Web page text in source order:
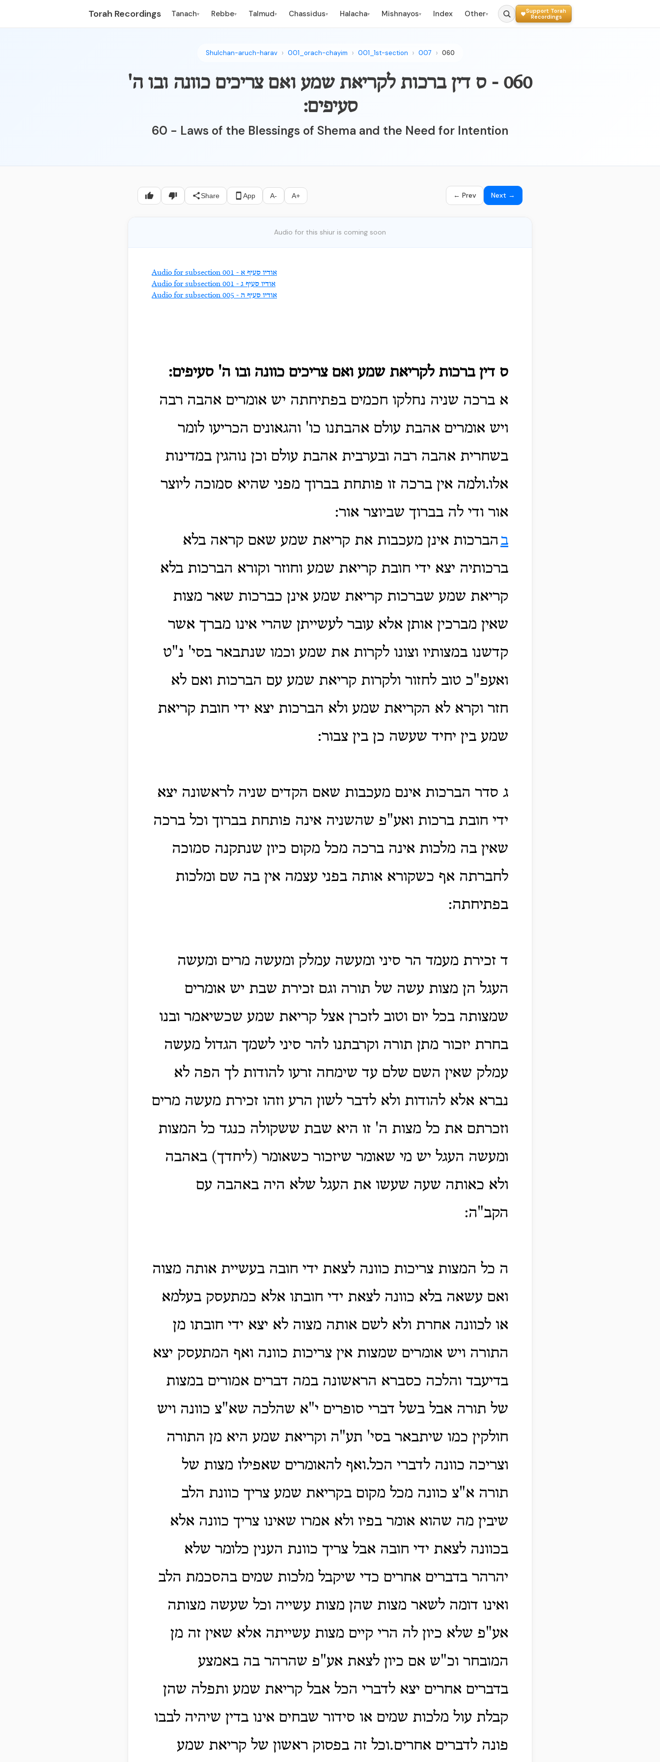
Torah Recordings Tanach▾ Rebbe▾ Talmud▾ Chassidus▾ Halacha▾ Mishnayos▾ Index Other▾
Support Torah
Recordings
Shulchan-aruch-harav 001_orach-chayim 001_1st-section 007 060
060 - ס דין ברכות לקריאת שמע ואם צריכים כוונה ובו ה'
סעיפים:
60 - Laws of the Blessings of Shema and the Need for Intention
Share App A- A+ ← Prev Next →
Audio for this shiur is coming soon
Audio for subsection 001 - אודיו סעיף א
Audio for subsection 001 - אודיו סעיף ג
Audio for subsection 005 - אודיו סעיף ה
ס דין ברכות לקריאת שמע ואם צריכים כוונה ובו ה' סעיפים:
א ברכה שניה נחלקו חכמים בפתיחתה יש אומרים אהבה רבה
ויש אומרים אהבת עולם אהבתנו כו' והגאונים הכריעו לומר
בשחרית אהבה רבה ובערבית אהבת עולם וכן נוהגין במדינות
אלו.ולמה אין ברכה זו פותחת בברוך מפני שהיא סמוכה ליוצר
אור ודי לה בברוך שביוצר אור:
בהברכות אינן מעכבות את קריאת שמע שאם קראה בלא
ברכותיה יצא ידי חובת קריאת שמע וחוזר וקורא הברכות בלא
קריאת שמע שברכות קריאת שמע אינן כברכות שאר מצות
שאין מברכין אותן אלא עובר לעשייתן שהרי אינו מברך אשר
קדשנו במצותיו וצונו לקרות את שמע וכמו שנתבאר בסי' נ"ט
ואעפ"כ טוב לחזור ולקרות קריאת שמע עם הברכות ואם לא
חזר וקרא לא הקריאת שמע ולא הברכות יצא ידי חובת קריאת
שמע בין יחיד שעשה כן בין צבור:
ג סדר הברכות אינם מעכבות שאם הקדים שניה לראשונה יצא
ידי חובת ברכות ואע"פ שהשניה אינה פותחת בברוך וכל ברכה
שאין בה מלכות אינה ברכה מכל מקום כיון שנתקנה סמוכה
לחברתה אף כשקורא אותה בפני עצמה אין בה שם ומלכות
בפתיחתה:
ד זכירת מעמד הר סיני ומעשה עמלק ומעשה מרים ומעשה
העגל הן מצות עשה של תורה וגם זכירת שבת יש אומרים
שמצותה בכל יום וטוב לזכרן אצל קריאת שמע שכשיאמר ובנו
בחרת יזכור מתן תורה וקרבתנו להר סיני לשמך הגדול מעשה
עמלק שאין השם שלם עד שימחה זרעו להודות לך הפה לא
נברא אלא להודות ולא לדבר לשון הרע וזהו זכירת מעשה מרים
וזכרתם את כל מצות ה' זו היא שבת ששקולה כנגד כל המצות
ומעשה העגל יש מי שאומר שיזכור כשאומר (ליחדך) באהבה
ולא כאותה שעה שעשו את העגל שלא היה באהבה עם
הקב"ה:
ה כל המצות צריכות כוונה לצאת ידי חובה בעשיית אותה מצוה
ואם עשאה בלא כוונה לצאת ידי חובתו אלא כמתעסק בעלמא
או לכוונה אחרת ולא לשם אותה מצוה לא יצא ידי חובתו מן
התורה ויש אומרים שמצות אין צריכות כוונה ואף המתעסק יצא
בדיעבד והלכה כסברא הראשונה במה דברים אמורים במצות
של תורה אבל בשל דברי סופרים י"א שהלכה שא"צ כוונה ויש
חולקין כמו שיתבאר בסי' תע"ה וקריאת שמע היא מן התורה
וצריכה כוונה לדברי הכל.ואף להאומרים שאפילו מצות של
תורה א"צ כוונה מכל מקום בקריאת שמע צריך כוונת הלב
שיבין מה שהוא אומר בפיו ולא אמרו שאינו צריך כוונה אלא
בכוונה לצאת ידי חובה אבל צריך כוונת הענין כלומר שלא
יהרהר בדברים אחרים כדי שיקבל מלכות שמים בהסכמת הלב
ואינו דומה לשאר מצות שהן מצות עשייה וכל שעשה מצותה
אע"פ שלא כיון לה הרי קיים מצות עשייתה אלא שאין זה מן
המובחר וכ"ש אם כיון לצאת אע"פ שהרהר בה באמצע
בדברים אחרים יצא לדברי הכל אבל קריאת שמע ותפלה שהן
קבלת עול מלכות שמים או סידור שבחים אינו בדין שיהיה לבבו
פונה לדברים אחרים.וכל זה בפסוק ראשון של קריאת שמע